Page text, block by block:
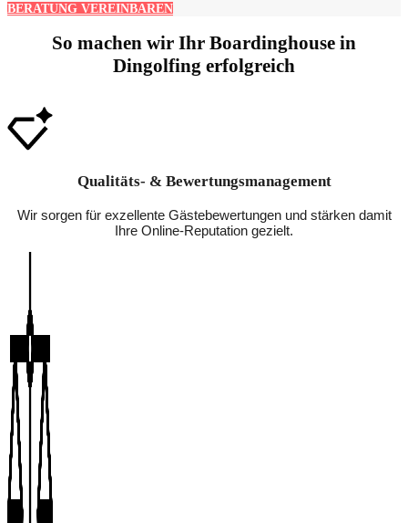
BERATUNG VEREINBAREN
So machen wir Ihr Boardinghouse in
Dingolfing erfolgreich
Qualitäts- & Bewertungsmanagement
Wir sorgen für exzellente Gästebewertungen und stärken damit
Ihre Online-Reputation gezielt.